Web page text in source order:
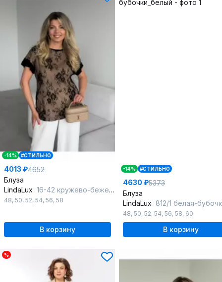
-14% #СТИЛЬНО
4013 ₽4652
Блуза
LindaLux 16-42 кружево-бежевый_черный_бежевый
48, 50, 52, 54, 56, 58
В корзину
-14% #СТИЛЬНО
4630 ₽5373
Блуза
LindaLux 812/1 белая-
48, 50, 52, 54, 56, 58, 60
В корзину
%